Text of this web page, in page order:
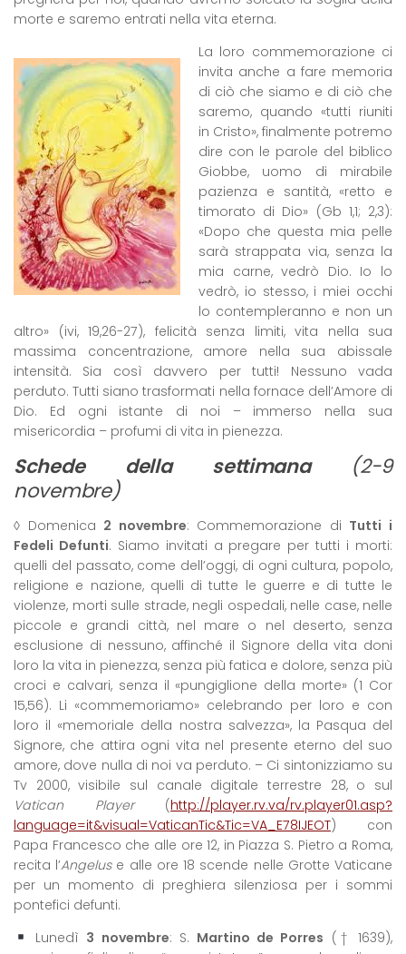
morte e saremo entrati nella vita eterna.
La loro commemorazione ci
invita anche a fare memoria
di ciò che siamo e di ciò che
saremo, quando «tutti riuniti
in Cristo», finalmente potremo
dire con le parole del biblico
Giobbe, uomo di mirabile
pazienza e santità, «retto e
timorato di Dio» (Gb 1,1; 2,3):
«Dopo che questa mia pelle
sarà strappata via, senza la
mia carne, vedrò Dio. Io lo
vedrò, io stesso, i miei occhi
lo contempleranno e non un
altro» (ivi, 19,26-27), felicità senza limiti, vita nella sua
massima concentrazione, amore nella sua abissale
intensità. Sia così davvero per tutti! Nessuno vada
perduto. Tutti siano trasformati nella fornace dell’Amore di
Dio. Ed ogni istante di noi – immerso nella sua
misericordia – profumi di vita in pienezza.
Schede della settimana (2-9
novembre)
◊ Domenica 2 novembre: Commemorazione di Tutti i
Fedeli Defunti. Siamo invitati a pregare per tutti i morti:
quelli del passato, come dell’oggi, di ogni cultura, popolo,
religione e nazione, quelli di tutte le guerre e di tutte le
violenze, morti sulle strade, negli ospedali, nelle case, nelle
piccole e grandi città, nel mare o nel deserto, senza
esclusione di nessuno, affinché il Signore della vita doni
loro la vita in pienezza, senza più fatica e dolore, senza più
croci e calvari, senza il «pungiglione della morte» (1 Cor
15,56). Li «commemoriamo» celebrando per loro e con
loro il «memoriale della nostra salvezza», la Pasqua del
Signore, che attira ogni vita nel presente eterno del suo
amore, dove nulla di noi va perduto. – Ci sintonizziamo su
Tv 2000, visibile sul canale digitale terrestre 28, o sul
Vatican Player(http://player.rv.va/rv.player01.asp?
language=it&visual=VaticanTic&Tic=VA_E78IJEOT) con
Papa Francesco che alle ore 12, in Piazza S. Pietro a Roma,
recita l’Angeluse alle ore 18 scende nelle Grotte Vaticane
per un momento di preghiera silenziosa per i sommi
pontefici defunti.
Lunedì 3 novembre: S. Martino de Porres († 1639),